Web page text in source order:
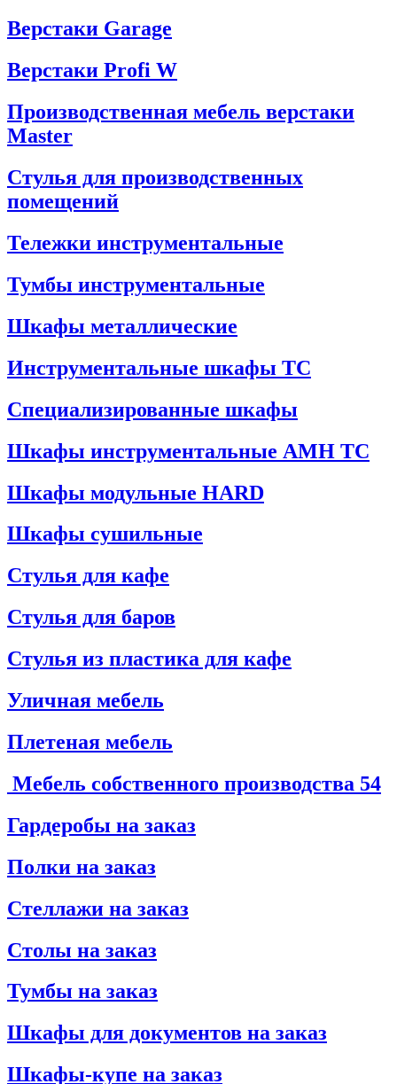
Верстаки Garage
Верстаки Profi W
Производственная мебель верстаки
Master
Стулья для производственных
помещений
Тележки инструментальные
Тумбы инструментальные
Шкафы металлические
Инструментальные шкафы ТС
Специализированные шкафы
Шкафы инструментальные АМН ТС
Шкафы модульные HARD
Шкафы сушильные
Стулья для кафе
Стулья для баров
Стулья из пластика для кафе
Уличная мебель
Плетеная мебель
Мебель собственного производства 54
Гардеробы на заказ
Полки на заказ
Стеллажи на заказ
Столы на заказ
Тумбы на заказ
Шкафы для документов на заказ
Шкафы-купе на заказ